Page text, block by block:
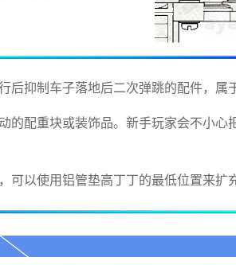
抑制车子落地后二次弹跳的配件，属
的配重块或装饰品。新手玩家会不小
以使用铝管垫高丁丁的最低位置来扩